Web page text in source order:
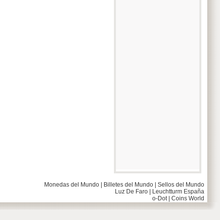
Monedas del Mundo Billetes del Mundo
Sellos del Mundo
Luz De Faro
Leuchtturm España
o-Dot| Coins World